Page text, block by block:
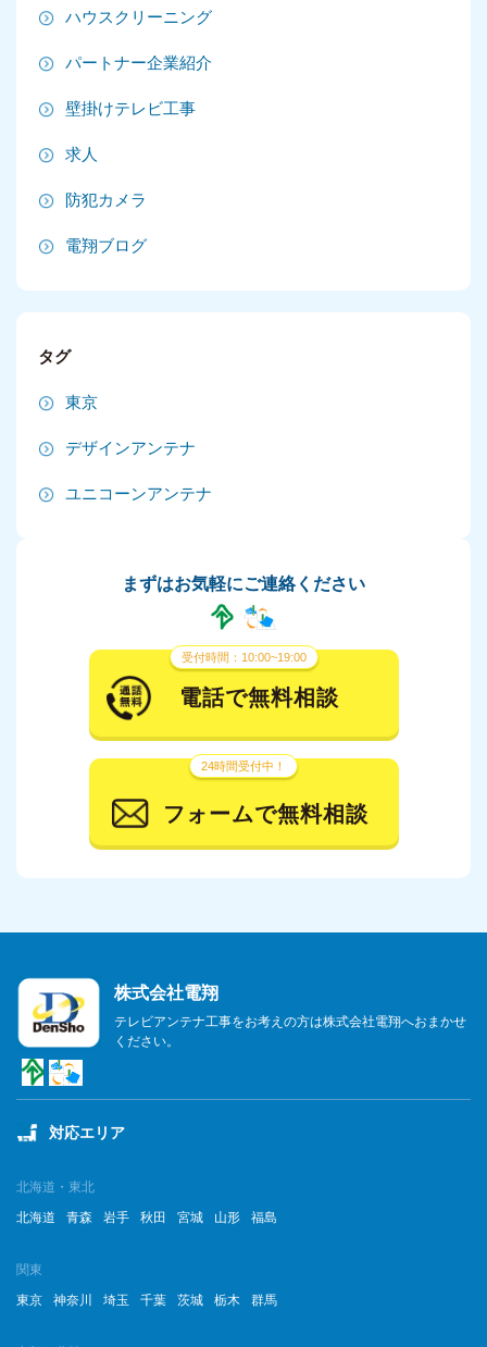
2024年8月
2024年7月
2024年6月
2024年5月
2024年3月
2024年1月
2023年12月
2023年11月
2023年10月
2023年6月
2023年5月
2023年3月
2023年2月
ハウスクリーニング
パートナー企業紹介
壁掛けテレビ工事
求人
防犯カメラ
電翔ブログ
タグ
東京
デザインアンテナ
ユニコーンアンテナ
まずはお気軽にご連絡ください
受付時間：10:00~19:00
電話で無料相談
24時間受付中！
フォームで無料相談
株式会社電翔
テレビアンテナ工事をお考えの方は株式会社電翔へおまかせ
ください。
対応エリア
北海道・東北
北海道
青森 岩手 秋田 宮城 山形 福島
関東
東京
神奈川 埼玉 千葉 茨城 栃木 群馬